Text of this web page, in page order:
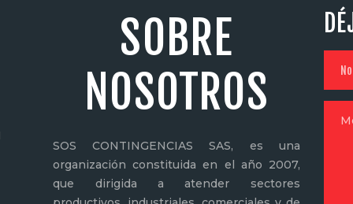
SOBRE
NOSOTROS
SOS CONTINGENCIAS SAS, es una
organización constituida en el año 2007,
que dirigida a atender sectores